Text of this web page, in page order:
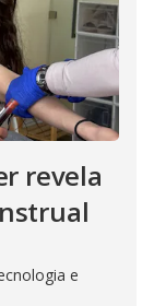
revela
e